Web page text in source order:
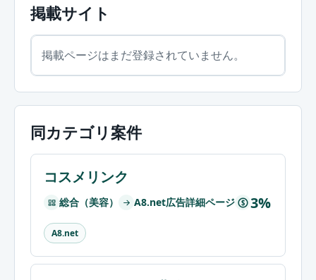
掲載サイト
掲載ページはまだ登録されていません。
同カテゴリ案件
コスメリンク
総合（美容） A8.net広告詳細ページ $ 3%
A8.net